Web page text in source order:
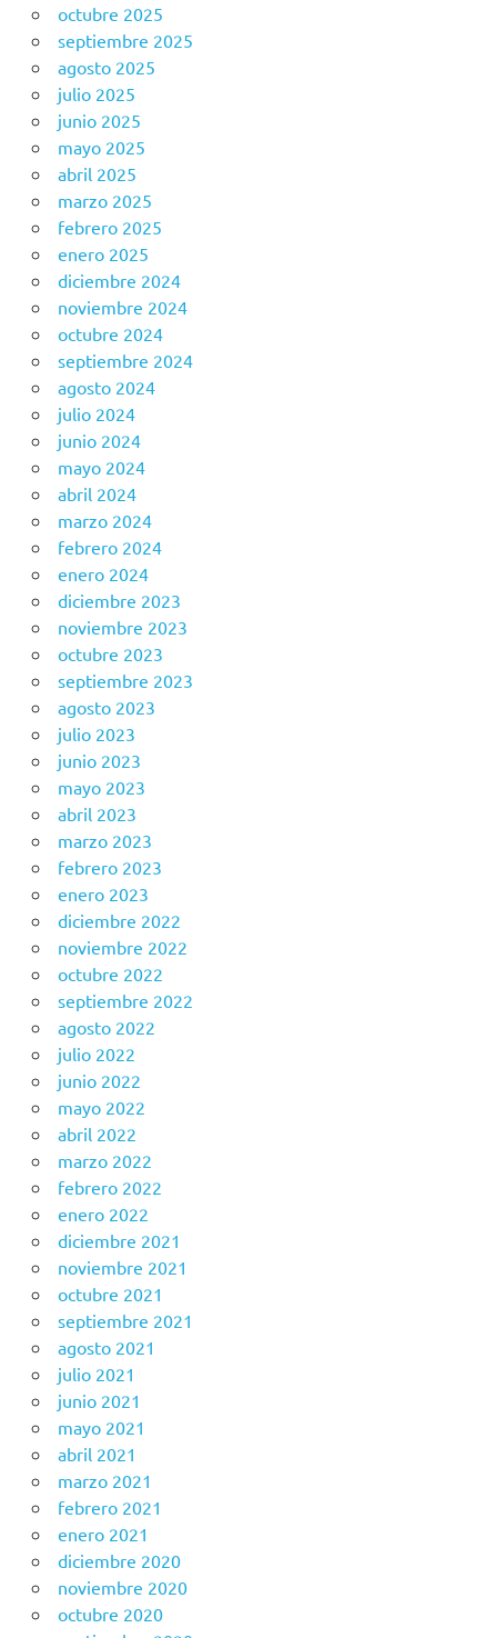
octubre 2025
septiembre 2025
agosto 2025
julio 2025
junio 2025
mayo 2025
abril 2025
marzo 2025
febrero 2025
enero 2025
diciembre 2024
noviembre 2024
octubre 2024
septiembre 2024
agosto 2024
julio 2024
junio 2024
mayo 2024
abril 2024
marzo 2024
febrero 2024
enero 2024
diciembre 2023
noviembre 2023
octubre 2023
septiembre 2023
agosto 2023
julio 2023
junio 2023
mayo 2023
abril 2023
marzo 2023
febrero 2023
enero 2023
diciembre 2022
noviembre 2022
octubre 2022
septiembre 2022
agosto 2022
julio 2022
junio 2022
mayo 2022
abril 2022
marzo 2022
febrero 2022
enero 2022
diciembre 2021
noviembre 2021
octubre 2021
septiembre 2021
agosto 2021
julio 2021
junio 2021
mayo 2021
abril 2021
marzo 2021
febrero 2021
enero 2021
diciembre 2020
noviembre 2020
octubre 2020